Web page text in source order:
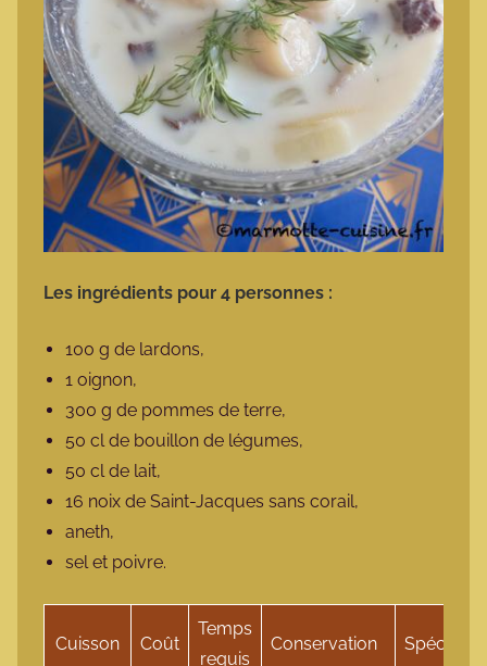
Les ingrédients pour 4 personnes :
100 g de lardons,
1 oignon,
300 g de pommes de terre,
50 cl de bouillon de légumes,
50 cl de lait,
16 noix de Saint-Jacques sans corail,
aneth,
sel et poivre.
Cuisson Coût
Temps
requis
Conservation Spécificité